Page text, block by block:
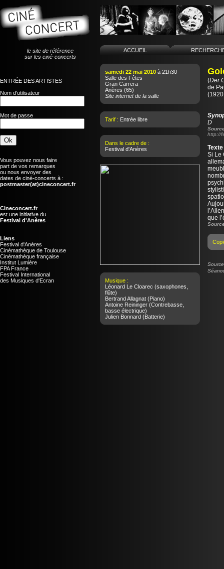
le site de référence
sur les ciné-concerts
ENTRÉE DES ARTISTES
Nom d'utilisateur
Mot de passe
Vous pouvez nous faire
part de vos remarques
ou nous envoyer des
dates de ciné-concerts à :
postmaster(at)cineconcert.fr
Cineconcert.fr
est une initiative du
Festival d'Anères
Liens
Festival d'Anères
Cinémathèque de Toulouse
Cinémathèque française
Institut Lumière
FPA France
Festival International
des Musiques d'Ecran
ACCUEIL
samedi 22 mai 2010 à 21h30
Salle des Fêtes
Gran Carrera
Anères (65)
Site internet de la salle
Tarif : Entrée libre
Dans le cadre de :
Festival d'Anères
Musique :
Léonard Le Cloarec (saxophones,
flûte)
Bertrand Allagnat (Piano)
Antoine Reininger (Contrebasse,
basse électrique)
Julien Bonnard (Batterie)
(Der
de
D
http://
Si Le
que